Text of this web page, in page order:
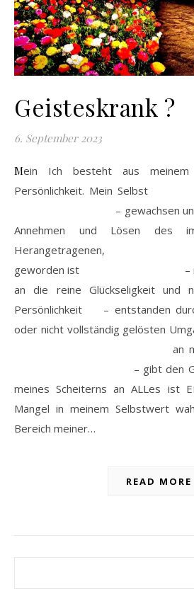
Geisteskrank ?
6. September 2023
Mein Ich besteht aus meinem Selbst und meiner
Persönlichkeit. Mein
– gewachsen und
Annehmen und Lösen des
Herangetragenen, das
geworden ist – ist
an die reine Glückseligkeit und
Persönlichkeit – entstanden
oder nicht vollständig gelösten
an mich
– gibt den Grad
meines Scheiterns an ALLes ist
Mangel in meinem Selbstwert
Bereich meiner…
READ MORE